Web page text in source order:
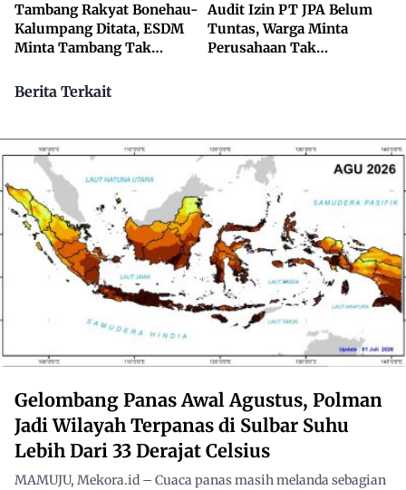
Tambang Rakyat Bonehau-
Kalumpang Ditata, ESDM
Minta Tambang Tak
Audit Izin PT JPA Belum
Tuntas, Warga Minta
Perusahaan Tak
Berita Terkait
Gelombang Panas Awal Agustus, Polman
Jadi Wilayah Terpanas di Sulbar Suhu
Lebih Dari 33 Derajat Celsius
MAMUJU, Mekora.id – Cuaca panas masih melanda sebagian